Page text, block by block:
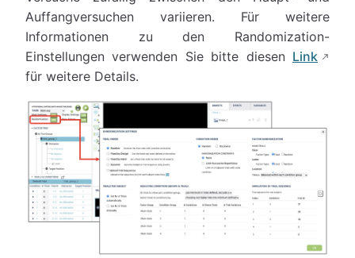
Auffangversuchen variieren. Für weitere
Informationen zu den Randomization-
Einstellungen verwenden Sie bitte diesen Link
für weitere Details.